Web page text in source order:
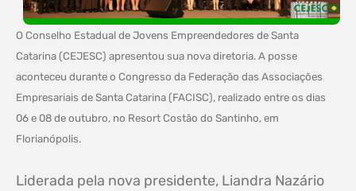
O Conselho Estadual de Jovens Empreendedores de Santa
Catarina (CEJESC) apresentou sua nova diretoria. A posse
aconteceu durante o Congresso da Federação das Associações
Empresariais de Santa Catarina (FACISC), realizado entre os dias
06 e 08 de outubro, no Resort Costão do Santinho, em
Florianópolis.
Liderada pela nova presidente, Liandra Nazário